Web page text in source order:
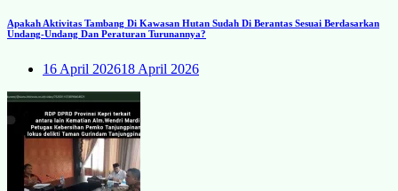
Apakah Aktivitas Tambang Di Kawasan Hutan Sudah Di Berantas Sesuai Berdasarkan
Undang-Undang Dan Peraturan Turunannya?
16 April 202618 April 2026